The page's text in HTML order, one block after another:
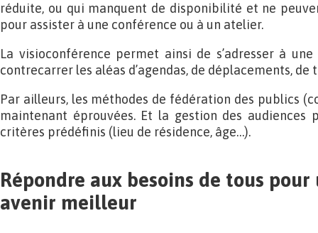
réduite, ou qui manquent de disponibilité et ne
pour assister à une conférence ou à un atelier.
La visioconférence permet ainsi de s’adresser à
contrecarrer les aléas d’agendas, de déplacements, de
Par ailleurs, les méthodes de fédération des publics
maintenant éprouvées. Et la gestion des
critères prédéfinis (lieu de résidence, âge…).
Répondre aux besoins de tous
avenir meilleur